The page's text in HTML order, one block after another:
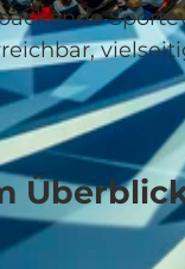
| CC-BY-NC-ND